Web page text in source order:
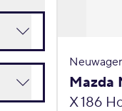
Mazda
X 186